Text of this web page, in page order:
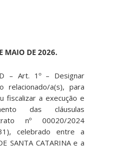
MAIO DE 2026.
– Art. 1º – Designar
relacionado/a(s), para
fiscalizar a execução e
das cláusulas
nº 00020/2024
celebrado entre a
SANTA CATARINA e a